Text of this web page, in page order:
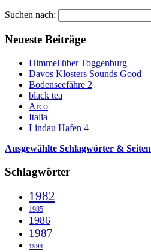
Suchen nach:
Neueste Beiträge
Himmel über Toggenburg
Davos Klosters Sounds Good
Bodenseefähre 2
black tea
Arco
Italia
Lindau Hafen 4
Ausgewählte Schlagwörter & Seiten
Schlagwörter
1982
1985
1986
1987
1994